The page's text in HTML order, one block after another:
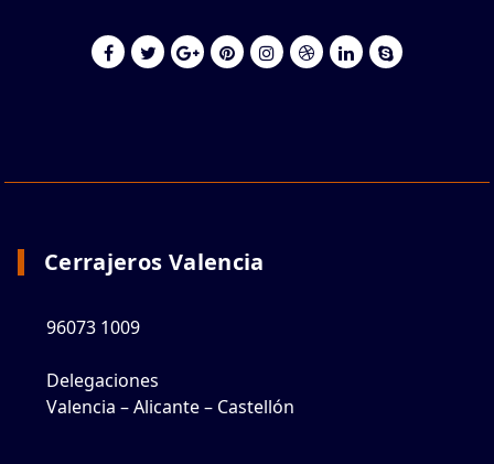
Cerrajeros Valencia
96073 1009
Delegaciones
Valencia – Alicante – Castellón